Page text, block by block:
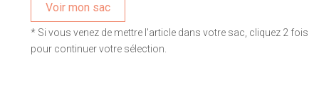
Voir mon sac
* Si vous venez de mettre l'article dans votre sac, cliquez 2 fois
pour continuer votre sélection.